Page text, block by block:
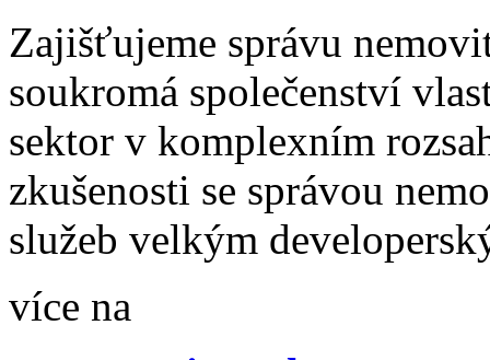
Zajišťujeme správu
soukromá společenství
sektor v komplexním
zkušenosti se správou
služeb velkým
více na